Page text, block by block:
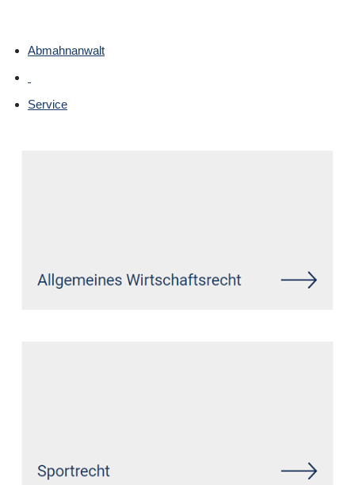
Abmahnanwalt
Service